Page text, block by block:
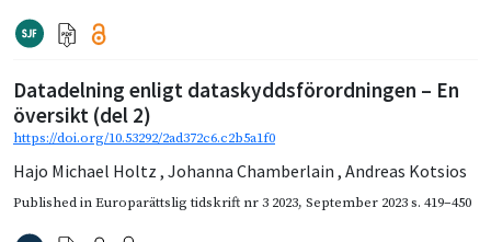
Datadelning enligt dataskyddsförordningen – En
översikt (del 2)
https://doi.org/10.53292/2ad372c6.c2b5a1f0
Hajo Michael Holtz , Johanna Chamberlain , Andreas Kotsios
Published inEuroparättslig tidskrift nr 3 2023, September 2023s. 419–450